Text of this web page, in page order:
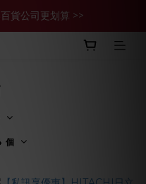
貨公司更划算 >>
貨公司更划算 >>
】再享2%優惠
個